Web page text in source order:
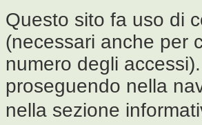
Questo sito fa uso di
(necessari anche per
numero degli
proseguendo nella
nella sezione